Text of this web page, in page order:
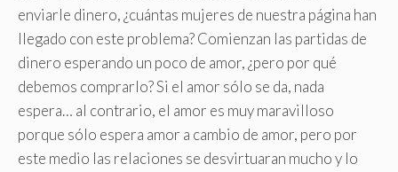
enviarle dinero, ¿cuántas mujeres de nuestra página han
llegado con este problema? Comienzan las partidas de
dinero esperando un poco de amor, ¿pero por qué
debemos comprarlo? Si el amor sólo se da, nada
espera… al contrario, el amor es muy maravilloso
porque sólo espera amor a cambio de amor, pero por
este medio las relaciones se desvirtuaran mucho y lo